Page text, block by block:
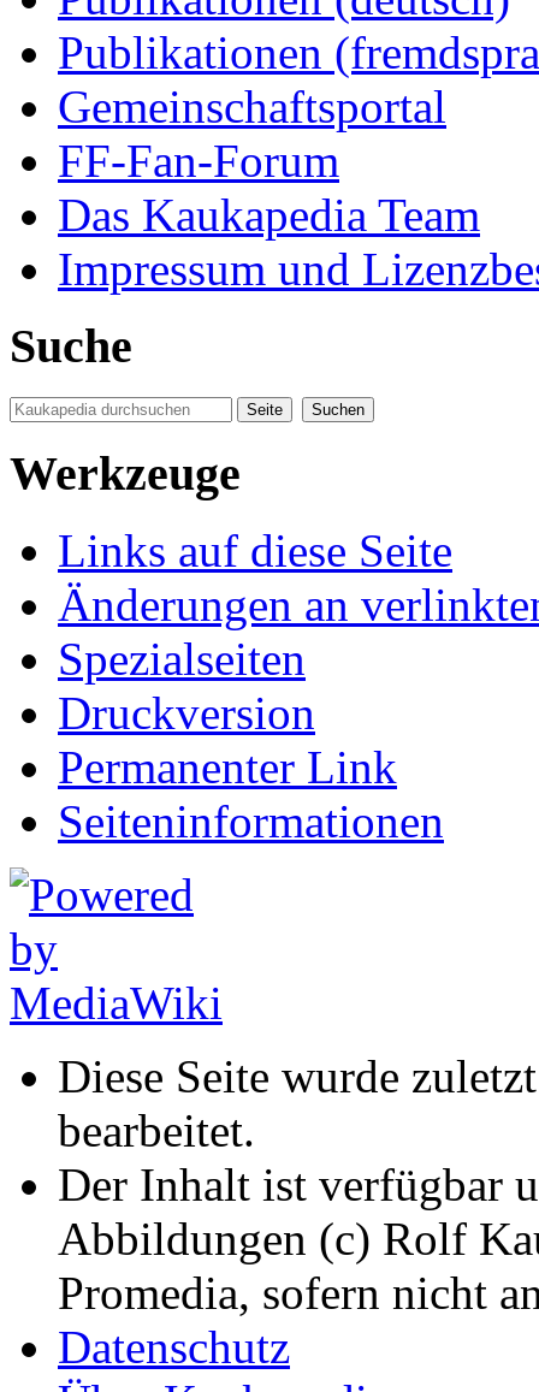
Publikationen
Gemeinschaftsportal
FF-Fan-Forum
Das Kaukapedia Team
Impressum und
Suche
Werkzeuge
Links auf diese Seite
Änderungen an
Spezialseiten
Druckversion
Permanenter Link
Seiten­informationen
Diese Seite wurde
bearbeitet.
Der Inhalt ist verfügbar
Abbildungen (c) Rolf
Promedia, sofern nicht
Datenschutz